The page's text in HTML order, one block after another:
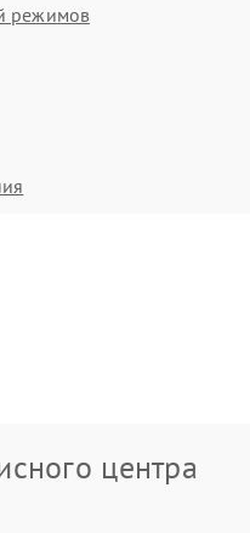
режимов
центра